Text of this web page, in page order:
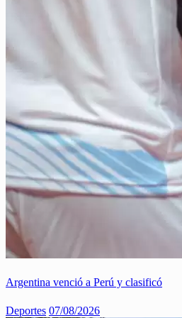
Argentina venció a Perú y clasificó
Deportes 07/08/2026